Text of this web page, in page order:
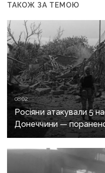
ТАКОЖ ЗА ТЕМОЮ
08:02
Росіяни атакували 5
Донеччини —